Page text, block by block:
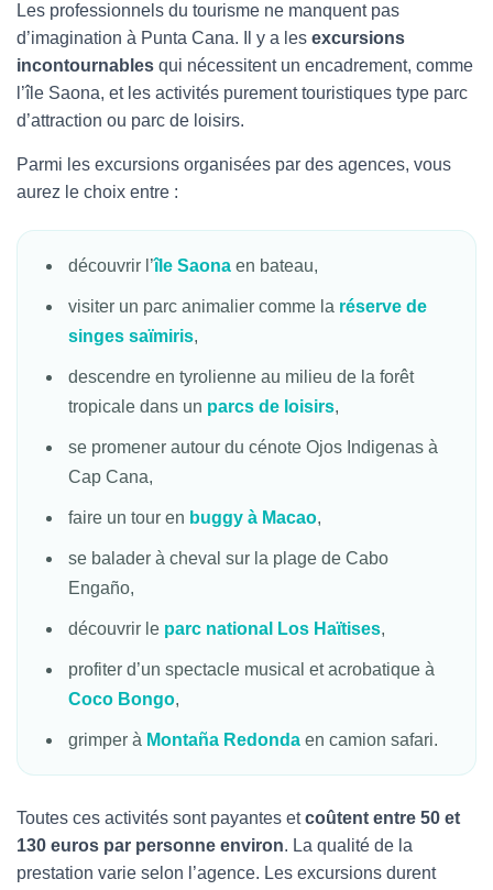
Les professionnels du tourisme ne manquent pas
d’imagination à Punta Cana. Il y a les excursions
incontournables qui nécessitent un encadrement, comme
l’île Saona, et les activités purement touristiques type parc
d’attraction ou parc de loisirs.
Parmi les excursions organisées par des agences, vous
aurez le choix entre :
découvrir l’île Saona en bateau,
visiter un parc animalier comme la réserve de
singes saïmiris,
descendre en tyrolienne au milieu de la forêt
tropicale dans un parcs de loisirs,
se promener autour du cénote Ojos Indigenas à
Cap Cana,
faire un tour en buggy à Macao,
se balader à cheval sur la plage de Cabo
Engaño,
découvrir le parc national Los Haïtises,
profiter d’un spectacle musical et acrobatique à
Coco Bongo,
grimper à Montaña Redonda en camion safari.
Toutes ces activités sont payantes etcoûtent entre 50 et
130 euros par personne environ. La qualité de la
prestation varie selon l’agence. Les excursions durent